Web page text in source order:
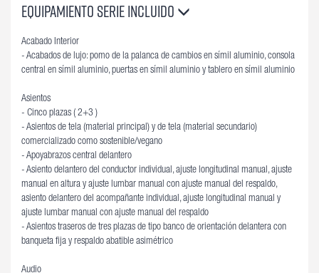
Equipamiento Serie Incluido
Acabado Interior
- Acabados de lujo: pomo de la palanca de cambios en símil aluminio, consola
central en símil aluminio, puertas en símil aluminio y tablero en símil aluminio
Asientos
- Cinco plazas ( 2+3 )
- Asientos de tela (material principal) y de tela (material secundario)
comercializado como sostenible/vegano
- Apoyabrazos central delantero
- Asiento delantero del conductor individual, ajuste longitudinal manual, ajuste
manual en altura y ajuste lumbar manual con ajuste manual del respaldo,
asiento delantero del acompañante individual, ajuste longitudinal manual y
ajuste lumbar manual con ajuste manual del respaldo
- Asientos traseros de tres plazas de tipo banco de orientación delantera con
banqueta fija y respaldo abatible asimétrico
Audio